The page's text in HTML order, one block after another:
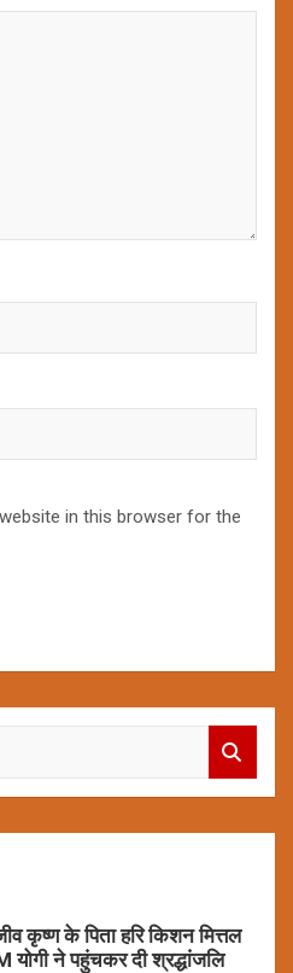
in this browser for the
कृष्ण के पिता हरि किशन मित्तल
योगी ने पहुंचकर दी श्रद्धांजलि